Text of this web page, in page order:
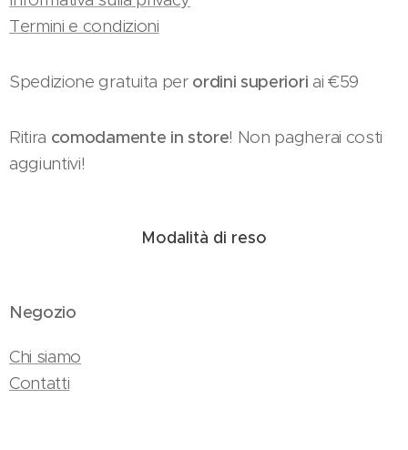
Termini e condizioni
Spedizione gratuita perordini superiori ai €59
Ritira comodamente in store! Non pagherai costi
aggiuntivi!
Modalità di reso
Negozio
Chi siamo
Contatti